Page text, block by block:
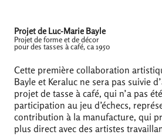
Projet de Luc-Marie Bayle
Projet de forme et de décor
pour des tasses à café, ca 1950
Cette première collaboration
Bayle et Keraluc ne sera pas suivie
projet de tasse à café, qui n’a pas
participation au jeu d’échecs,
contribution à la manufacture, qui
plus direct avec des artistes